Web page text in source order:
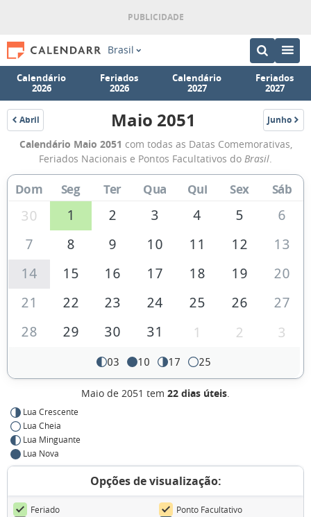
Brasil
Calendário
2026
Feriados
2026
Calendário
2027
Feriados
2027
Abril
2051
Calendário
de
Maio
de
2051
Maio 2051 Junho
2051
Calendário Maio 2051 com todas as Datas Comemorativas,
Feriados Nacionais e Pontos Facultativos do Brasil.
Dom Seg Ter Qua Qui Sex Sáb
30 1 2 3 4 5
6
7
8 9 10 11 12
13
14
15 16 17 18 19
20
21
22 23 24 25 26
27
28
29 30 31 1 2 3
03 10 17 25
Maio de 2051 tem 22 dias úteis.
Lua Crescente
Lua Cheia
Lua Minguante
Lua Nova
Opções de visualização:
Feriado
Ponto Facultativo